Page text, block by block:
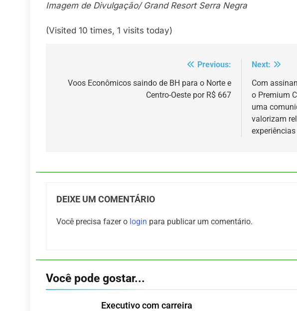
Imagem de Divulgação/ Grand Resort Serra Negra
(Visited 10 times, 1 visits today)
de
Previous:
Voos Econômicos saindo de BH para o Norte e
Centro-Oeste por R$ 667
Next:
Com
o Premium
uma
valorizam
DEIXE UM COMENTÁRIO
Você precisa fazer o login para publicar um comentário.
Você pode gostar...
Executivo com carreira